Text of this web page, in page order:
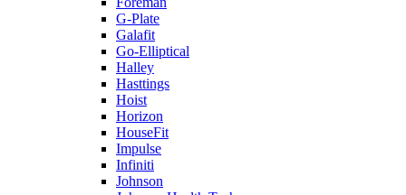
G-Plate
Galafit
Go-Elliptical
Halley
Hasttings
Hoist
Horizon
HouseFit
Impulse
Infiniti
Johnson